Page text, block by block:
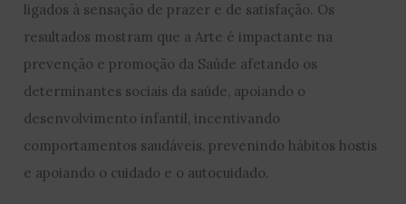
ligados à sensação de prazer e de satisfação. Os
resultados mostram que a Arte é impactante na
prevenção e promoção da Saúde afetando os
determinantes sociais da saúde, apoiando o
desenvolvimento infantil, incentivando
comportamentos saudáveis, prevenindo hábitos hostis
e apoiando o cuidado e o autocuidado.